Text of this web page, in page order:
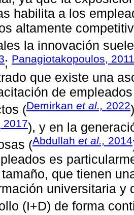
habilita a los
altamente
la innovación
; Panagiotakopoulos, 2011
que existe una
de
(Demirkan et al., 2022
2017), y en la
(Abdullah et al., 2014
es
que tienen
universitaria y
(I+D) de forma